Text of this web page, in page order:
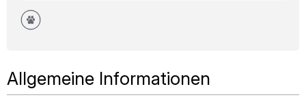
Allgemeine Informationen